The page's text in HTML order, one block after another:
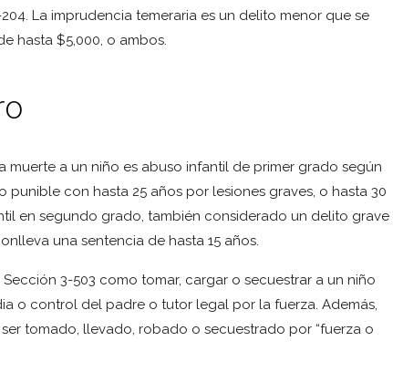
La imprudencia temeraria es un delito menor que se
hasta $5,000, o ambos.
a un niño es abuso infantil de primer grado según
con hasta 25 años por lesiones graves, o hasta 30
en segundo grado, también considerado un delito grave
una sentencia de hasta 15 años.
3-503 como tomar, cargar o secuestrar a un niño
o control del padre o tutor legal por la fuerza. Además,
tomado, llevado, robado o secuestrado por “fuerza o